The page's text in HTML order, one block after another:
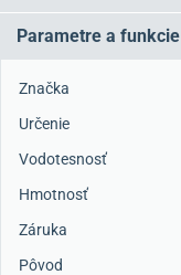
Parametre a funkcie
Značka
Určenie
Vodotesnosť
Hmotnosť
Záruka
Pôvod